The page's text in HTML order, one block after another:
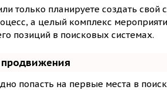
только планируете создать свой
а целый комплекс
позиций в поисковых системах.
попасть на первые места в